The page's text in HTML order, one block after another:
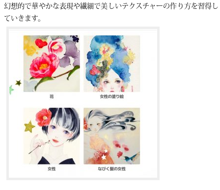
幻想的で華やかな表現や繊細で美しいテクスチャーの作り方を習得し
ていきます。